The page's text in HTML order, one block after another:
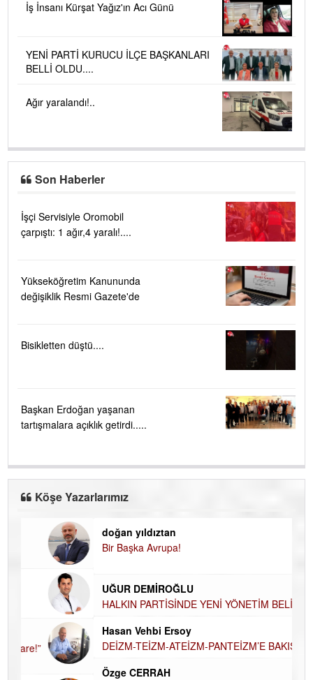
İş İnsanı Kürşat Yağız'ın Acı Günü
YENİ PARTİ KURUCU İLÇE BAŞKANLARI
BELLİ OLDU....
Ağır yaralandı!..
Son Haberler
İşçi Servisiyle Oromobil
çarpıştı: 1 ağır,4 yaralı!....
Yükseköğretim Kanununda
değişiklik Resmi Gazete'de
Bisikletten düştü....
Başkan Erdoğan yaşanan
tartışmalara açıklık getirdi.....
Köşe Yazarlarımız
doğan yıldıztan
Bir Başka Avrupa!
UĞUR DEMİROĞLU
HALKIN PARTİSİNDE YENİ YÖNETİM
BELİRLENDİ…
Hasan Vehbi Ersoy
DEİZM-TEİZM-ATEİZM-PANTEİZM’E BAKIŞ